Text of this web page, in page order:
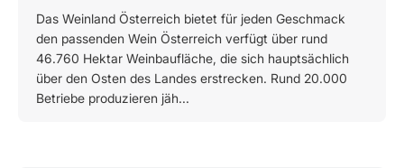
Das Weinland Österreich bietet für jeden Geschmack
den passenden Wein Österreich verfügt über rund
46.760 Hektar Weinbaufläche, die sich hauptsächlich
über den Osten des Landes erstrecken. Rund 20.000
Betriebe produzieren jäh...